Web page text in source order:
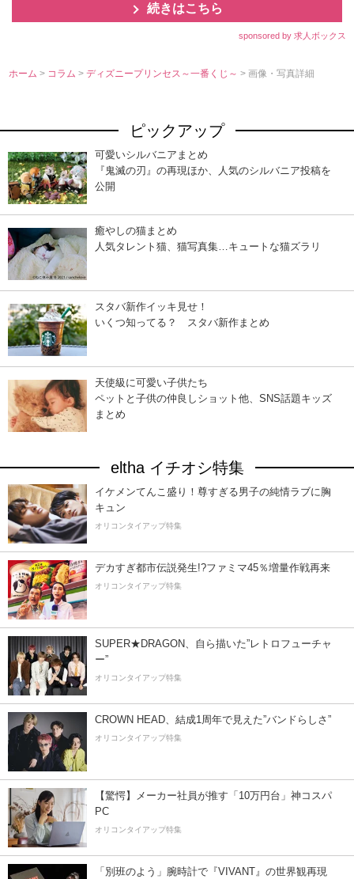
続きはこちら
sponsored by 求人ボックス
ホーム > コラム>ディズニープリンセス～一番くじ～> 画像・写真詳細
ピックアップ
可愛いシルバニアまとめ
『鬼滅の刃』の再現ほか、人気のシルバニア投稿を
公開
癒やしの猫まとめ
人気タレント猫、猫写真集…キュートな猫ズラリ
スタバ新作イッキ見せ！
いくつ知ってる？ スタバ新作まとめ
天使級に可愛い子供たち
ペットと子供の仲良しショット他、SNS話題キッズ
まとめ
eltha イチオシ特集
イケメンてんこ盛り！尊すぎる男子の純情ラブに胸
キュン
オリコンタイアップ特集
デカすぎ都市伝説発生!?ファミマ45％増量作戦再来
オリコンタイアップ特集
SUPER★DRAGON、自ら描いた”レトロフューチャ
ー”
オリコンタイアップ特集
CROWN HEAD、結成1周年で見えた”バンドらしさ”
オリコンタイアップ特集
【驚愕】メーカー社員が推す「10万円台」神コスパ
PC
オリコンタイアップ特集
「別班のよう」腕時計で『VIVANT』の世界観再現